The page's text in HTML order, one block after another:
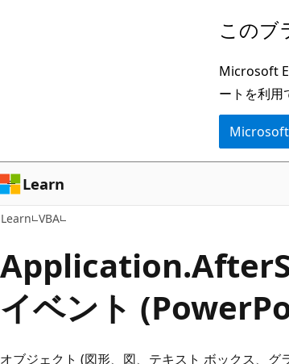
ン
ツ
に
ス
ッ
プ
このブ
Microsoft
ートを利用
Microsoft
Learn
Learn VBA
イベント
オブジェクト (図形、図、テキスト ボックス、